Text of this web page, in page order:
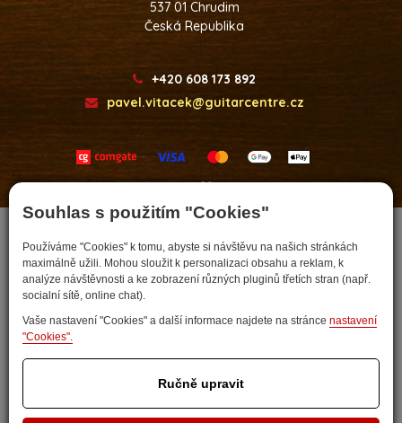
Souhlas s použitím "Cookies"
Používáme "Cookies" k tomu, abyste si návštěvu na našich stránkách
maximálně užili. Mohou sloužit k personalizaci obsahu a reklam, k
analýze návštěvnosti a ke zobrazení různých pluginů třetích stran (např.
socialní sítě, online chat).
Vaše nastavení "Cookies" a další informace najdete na stránce nastavení
"Cookies".
Ručně upravit
537 01 Chrudim
Česká Republika
+420 608 173 892
pavel.vitacek@guitarcentre.cz
Nastavit cookies